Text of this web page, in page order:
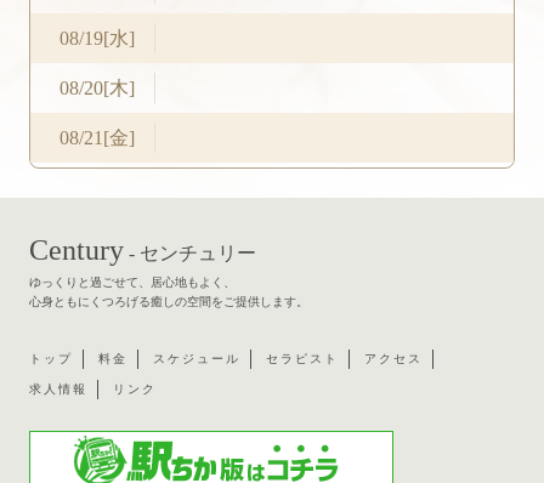
08/19[水]
08/20[木]
08/21[金]
Century - センチュリー
ゆっくりと過ごせて、居心地もよく、
心身ともにくつろげる癒しの空間をご提供します。
トップ 料金 スケジュール セラピスト アクセス
求人情報 リンク